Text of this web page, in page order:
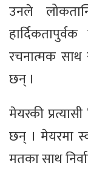
उनले
रचनात्मक साथ
छन् ।
मेयरकी
छन् । मेयरमा
मतका साथ